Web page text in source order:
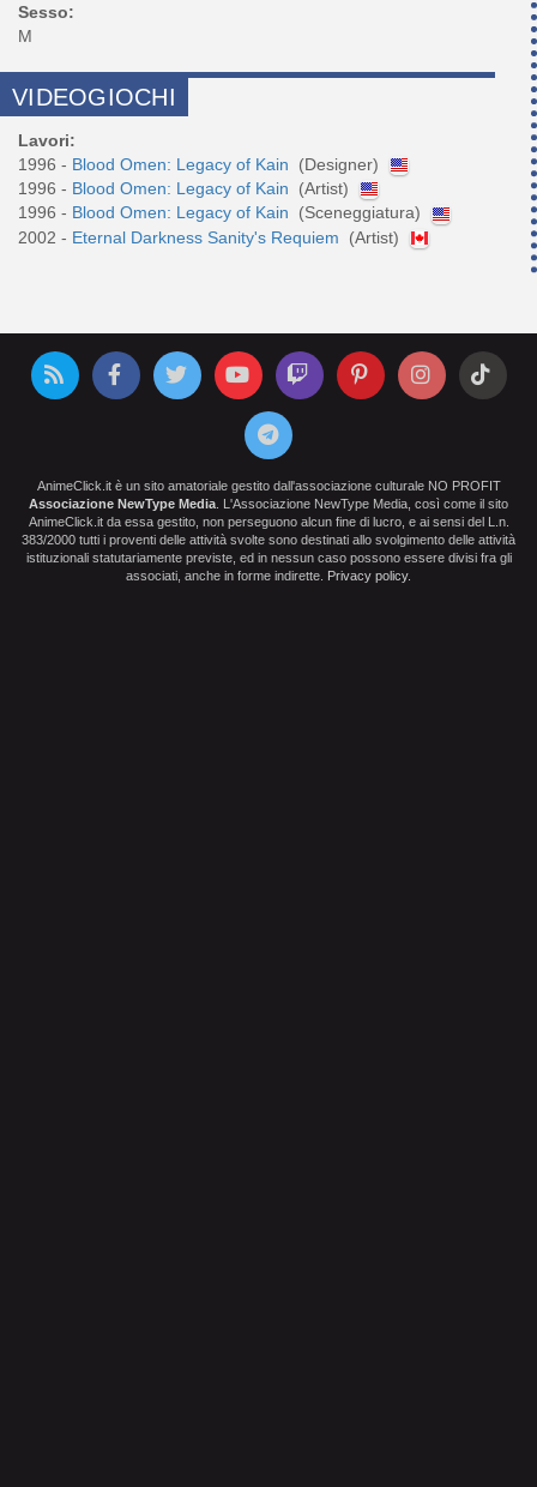
Sesso:
M
VIDEOGIOCHI
Lavori:
1996 - Blood Omen: Legacy of Kain
(Designer)
1996 - Blood Omen: Legacy of Kain
(Artist)
1996 - Blood Omen: Legacy of Kain
(Sceneggiatura)
2002 - Eternal Darkness Sanity's Requiem (Artist)
AnimeClick.it è un sito amatoriale gestito dall'associazione culturale NO PROFIT
Associazione NewType Media . L'Associazione NewType Media, così come il sito
AnimeClick.it da essa gestito, non perseguono alcun fine di lucro, e ai sensi del L.n.
383/2000 tutti i proventi delle attività svolte sono destinati allo svolgimento delle attività
istituzionali statutariamente previste, ed in nessun caso possono essere divisi fra gli
associati, anche in forme indirette. Privacy policy.